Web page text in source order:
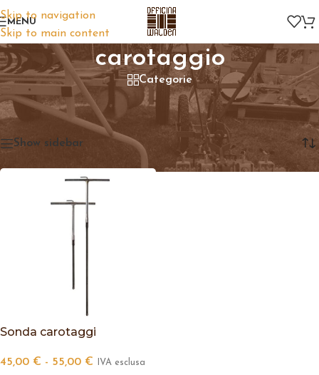
Skip to navigation
Skip to main content
MENU
carotaggio
Categorie
Home/Prodotti taggati “carotaggio”
Visualizzazione del risultato
Show sidebar
Sonda carotaggi
45,00 € - 55,00 € IVA esclusa